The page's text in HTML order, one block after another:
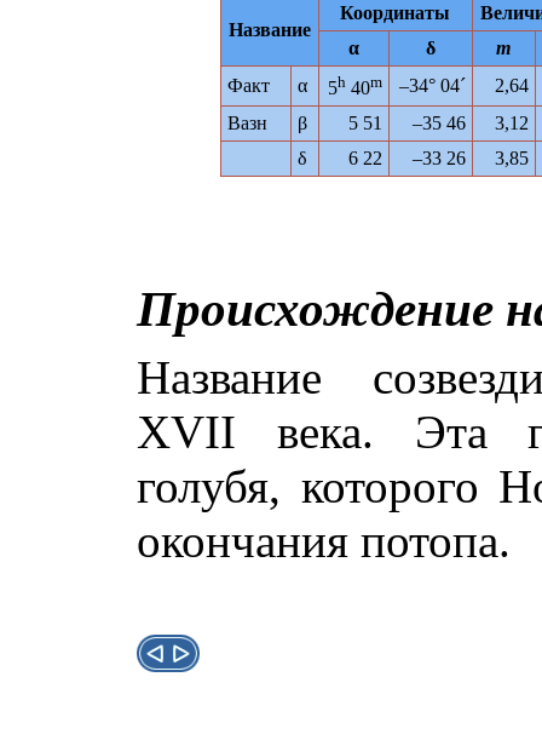
Название
Координаты
α
δ
m
Факт
α 5h40m –34° 04´
2,64
Вазн
β 5 51 –35 46
3,12
δ
6 22 –33 26 3,85
Происхождение
Название
XVII века. Эта
голубя, которого
окончания потопа.